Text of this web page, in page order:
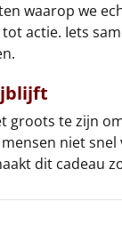
waarop we
actie. Iets
groots te zijn
niet
dit cadeau